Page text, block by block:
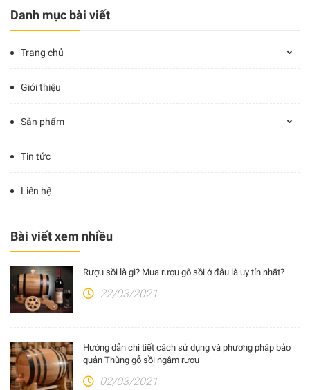
Danh mục bài viết
Trang chủ
Giới thiệu
Sản phẩm
Tin tức
Liên hệ
Bài viết xem nhiều
Rượu sồi là gì? Mua rượu gỗ sồi ở đâu là uy tín nhất?
22/03/2021
Hướng dẫn chi tiết cách sử dụng và phương pháp bảo
quản Thùng gỗ sồi ngâm rượu
02/03/2021